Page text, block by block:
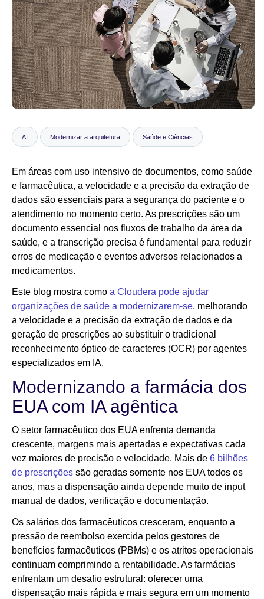
Notícias
AI Modernizar a arquitetura Saúde e Ciências
Em áreas com uso intensivo de documentos, como saúde
e farmacêutica, a velocidade e a precisão da extração de
dados são essenciais para a segurança do paciente e o
atendimento no momento certo. As prescrições são um
documento essencial nos fluxos de trabalho da área da
saúde, e a transcrição precisa é fundamental para reduzir
erros de medicação e eventos adversos relacionados a
medicamentos.
Este blog mostra como a Cloudera pode ajudar
organizações de saúde a modernizarem-se, melhorando
a velocidade e a precisão da extração de dados e da
geração de prescrições ao substituir o tradicional
reconhecimento óptico de caracteres (OCR) por agentes
especializados em IA.
Modernizando a farmácia dos
EUA com IA agêntica
O setor farmacêutico dos EUA enfrenta demanda
crescente, margens mais apertadas e expectativas cada
vez maiores de precisão e velocidade. Mais de 6 bilhões
de prescrições são geradas somente nos EUA todos os
anos, mas a dispensação ainda depende muito de input
manual de dados, verificação e documentação.
Os salários dos farmacêuticos cresceram, enquanto a
pressão de reembolso exercida pelos gestores de
benefícios farmacêuticos (PBMs) e os atritos operacionais
continuam comprimindo a rentabilidade. As farmácias
enfrentam um desafio estrutural: oferecer uma
dispensação mais rápida e mais segura em um momento